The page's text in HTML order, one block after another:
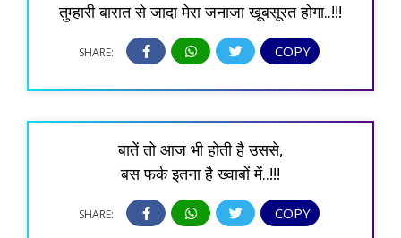
तुम्हारी बारात से जादा मेरा जनाजा खूबसूरत होगा..!!!
SHARE: COPY
बातें तो आज भी होती है उससे,
बस फर्क इतना है ख्वाबों में..!!!
SHARE: COPY